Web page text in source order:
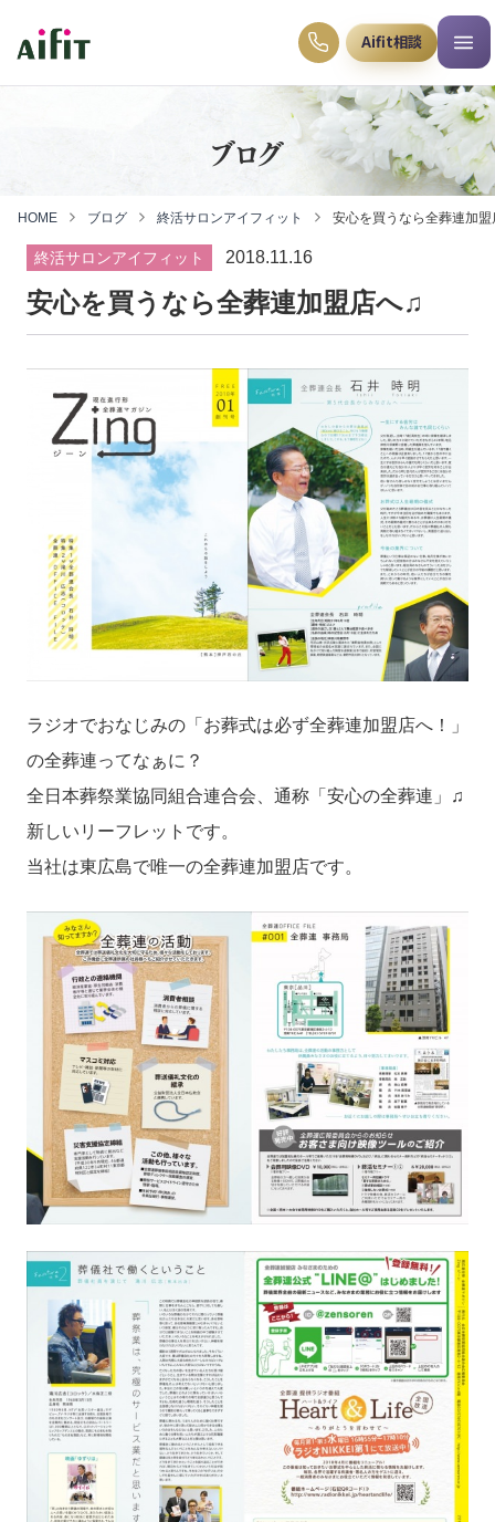
Aifit相談
ブログ
HOME ブログ 終活サロンアイフィット 安心を買うなら全葬連加
終活サロンアイフィット 2018.11.16
安心を買うなら全葬連加盟店へ♫
ラジオでおなじみの「お葬式は必ず全葬連加盟店へ！」
の全葬連ってなぁに？
全日本葬祭業協同組合連合会、通称「安心の全葬連」♫
新しいリーフレットです。
当社は東広島で唯一の全葬連加盟店です。